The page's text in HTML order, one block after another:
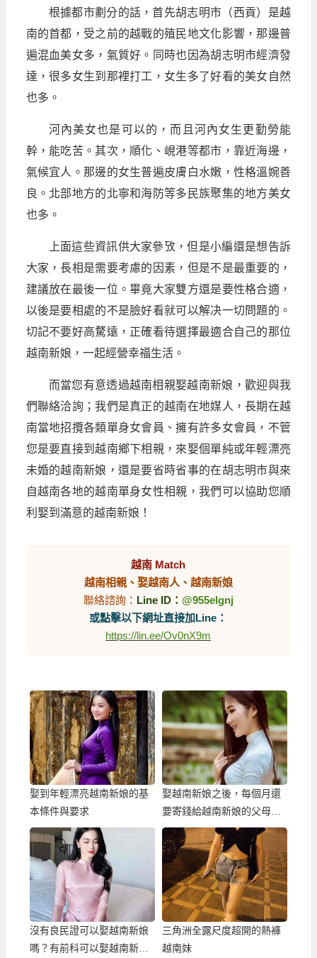
根據都市劃分的話，首先胡志明市（西貢）是越
南的首都，受之前的越戰的殖民地文化影響，那邊普
遍混血美女多，氣質好。同時也因為胡志明市經濟發
達，很多女生到那裡打工，女生多了好看的美女自然
也多。
河內美女也是可以的，而且河內女生更勤勞能
幹，能吃苦。其次，順化、峴港等都市，靠近海邊，
氣候宜人。那邊的女生普遍皮膚白水嫩，性格溫婉善
良。北部地方的北寧和海防等多民族聚集的地方美女
也多。
上面這些資訊供大家參攷，但是小編還是想告訴
大家，長相是需要考慮的因素，但是不是最重要的，
建議放在最後一位。畢竟大家雙方還是要性格合適，
以後是要相處的不是臉好看就可以解决一切問題的。
切記不要好高騖遠，正確看待選擇最適合自己的那位
越南新娘，一起經營幸福生活。
而當您有意透過越南相親娶越南新娘，歡迎與我
們聯絡洽詢；我們是真正的越南在地媒人，長期在越
南當地招攬各類單身女會員、擁有許多女會員，不管
您是要直接到越南鄉下相親，來娶個單純或年輕漂亮
未婚的越南新娘，還是要省時省事的在胡志明市與來
自越南各地的越南單身女性相親，我們可以協助您順
利娶到滿意的越南新娘！
越南 Match
越南相親、娶越南人、越南新娘
聯絡諮詢： Line ID： @955elgnj
或點擊以下網址直接加Line：
https://lin.ee/Ov0nX9m
娶到年輕漂亮越南新娘的基
本條件與要求
娶越南新娘之後，每個月還
要寄錢給越南新娘的父母
嗎？
沒有良民證可以娶越南新娘
嗎？有前科可以娶越南新娘
三角洲全露尺度超開的熱褲
越南妹